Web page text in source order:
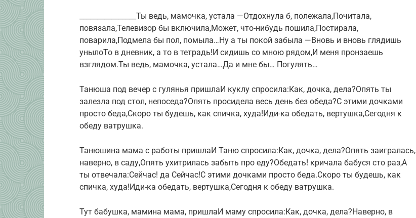
________________Ты ведь, мамочка, устала —Отдохнула б, полежала,Почитала,
повязала,Телевизор бы включила,Может, что-нибудь пошила,Постирала,
поварила,Подмела бы пол, помыла…Ну а ты покой забыла —Вновь и вновь глядишь
унылоТо в дневник, а то в тетрадь!И сидишь со мною рядом,И меня пронзаешь
взглядом.Ты ведь, мамочка, устала…Да и мне бы… Погулять…
Танюша под вечер с гулянья пришлаИ куклу спросила:Как, дочка, дела?Опять ты
залезла под стол, непоседа?Опять просидела весь день без обеда?С этими дочками
просто беда,Скоро ты будешь, как спичка, худа!Иди-ка обедать, вертушка,Сегодня к
обеду ватрушка.
Танюшина мама с работы пришлаИ Таню спросила:Как, дочка, дела?Опять заигралась,
наверно, в саду,Опять ухитрилась забыть про еду?Обедать! кричала бабуся сто раз,А
ты отвечала:Сейчас! да Сейчас!С этими дочками просто беда.Скоро ты будешь, как
спичка, худа!Иди-ка обедать, вертушка,Сегодня к обеду ватрушка.
Тут бабушка, мамина мама, пришлаИ маму спросила:Как, дочка, дела?Наверно, в